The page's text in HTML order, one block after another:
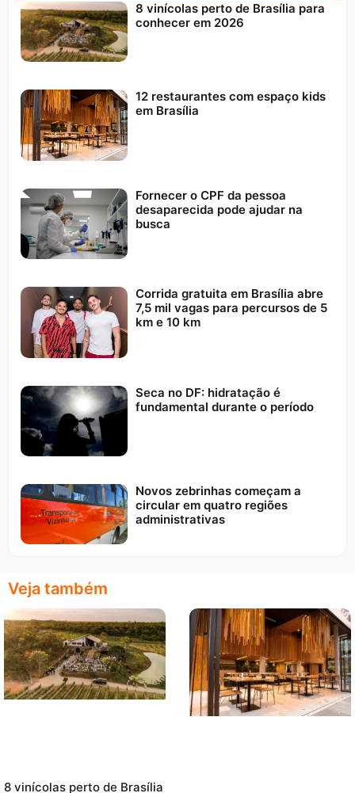
8 vinícolas perto de Brasília para
conhecer em 2026
12 restaurantes com espaço kids
em Brasília
Fornecer o CPF da pessoa
desaparecida pode ajudar na
busca
Corrida gratuita em Brasília abre
7,5 mil vagas para percursos de 5
km e 10 km
Seca no DF: hidratação é
fundamental durante o período
Novos zebrinhas começam a
circular em quatro regiões
administrativas
Veja também
8 vinícolas perto de Brasília